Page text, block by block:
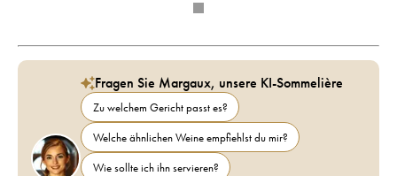
Fragen Sie Margaux, unsere KI-Sommelière
Zu welchem Gericht passt es?
Welche ähnlichen Weine empfiehlst du mir?
Wie sollte ich ihn servieren?